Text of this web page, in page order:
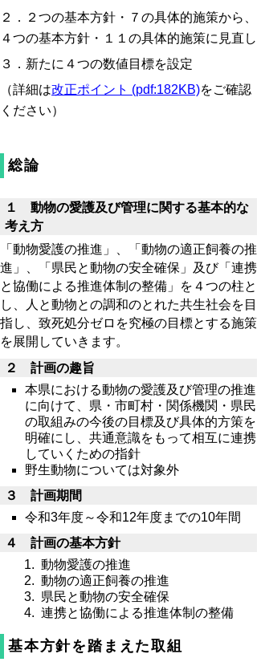
２．２つの基本方針・７の具体的施策から、
４つの基本方針・１１の具体的施策に見直し
３．新たに４つの数値目標を設定
（詳細は改正ポイント (pdf:182KB)をご確認
ください）
総論
１ 動物の愛護及び管理に関する基本的な
考え方
「動物愛護の推進」、「動物の適正飼養の推
進」、「県民と動物の安全確保」及び「連携
と協働による推進体制の整備」を４つの柱と
し、人と動物との調和のとれた共生社会を目
指し、致死処分ゼロを究極の目標とする施策
を展開していきます。
２ 計画の趣旨
本県における動物の愛護及び管理の推進
に向けて、県・市町村・関係機関・県民
の取組みの今後の目標及び具体的方策を
明確にし、共通意識をもって相互に連携
していくための指針
野生動物については対象外
３ 計画期間
令和3年度～令和12年度までの10年間
４ 計画の基本方針
動物愛護の推進
動物の適正飼養の推進
県民と動物の安全確保
連携と協働による推進体制の整備
基本方針を踏まえた取組